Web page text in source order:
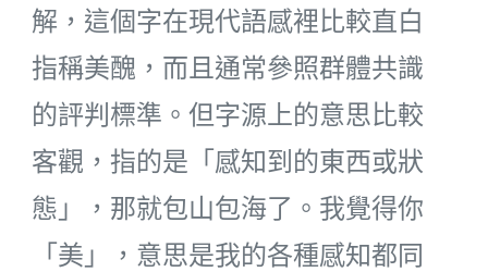
解，這個字在現代語感裡比較直白
指稱美醜，而且通常參照群體共識
的評判標準。但字源上的意思比較
客觀，指的是「感知到的東西或狀
態」，那就包山包海了。我覺得你
「美」，意思是我的各種感知都同